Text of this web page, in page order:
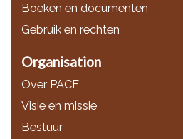
Boeken en documenten
Gebruik en rechten
Organisation
Over PACE
Visie en missie
Bestuur